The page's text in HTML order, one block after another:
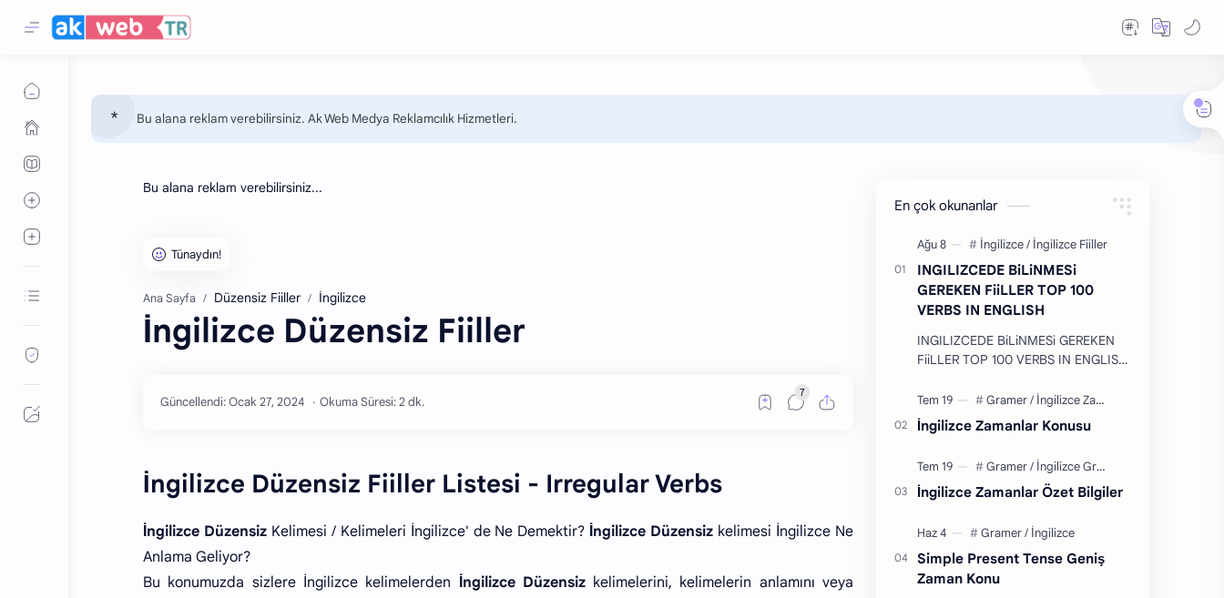
Bu alana reklam verebilirsiniz. Ak Web Medya Reklamcılık Hizmetleri.
Bu alana reklam verebilirsiniz...
Ana Sayfa Düzensiz Fiiller İngilizce
İngilizce Düzensiz Fiiller
Okuma Süresi: 2 dk.
İngilizce Düzensiz Fiiller Listesi - Irregular Verbs
İngilizce Düzensiz Kelimesi / Kelimeleri İngilizce' de Ne Demektir? İngilizce Düzensiz kelimesi İngilizce Ne
Anlama Geliyor?
Bu konumuzda sizlere İngilizce kelimelerden İngilizce Düzensiz kelimelerini, kelimelerin anlamını veya
En çok okunanlar
INGILIZCEDE BiLiNMESi
GEREKEN FiiLLER TOP 100
VERBS IN ENGLISH
INGILIZCEDE BiLiNMESi GEREKEN
FiiLLER TOP 100 VERBS IN ENGLISH
yakın filler verilmiştir. Umarım
öğrenirsiniz…
İngilizce Zamanlar Konusu
İngilizce Zamanlar Özet Bilgiler
Simple Present Tense Geniş
Zaman Konu